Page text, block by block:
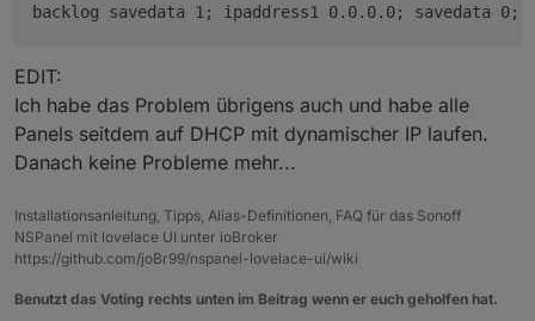
EDIT:
Ich habe das Problem übrigens auch und habe alle
Panels seitdem auf DHCP mit dynamischer IP laufen.
Danach keine Probleme mehr...
Installationsanleitung, Tipps, Alias-Definitionen, FAQ für das Sonoff
NSPanel mit lovelace UI unter ioBroker
https://github.com/joBr99/nspanel-lovelace-ui/wiki
Benutzt das Voting rechts unten im Beitrag wenn er euch geholfen hat.